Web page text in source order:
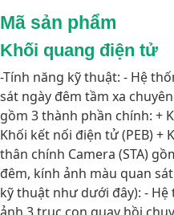
Mã sản phẩm
Khối quang điện tử
-Tính năng kỹ thuật: - Hệ
sát ngày đêm tầm xa
gồm 3 thành phần chính: +
Khối kết nối điện tử (PEB) +
thân chính Camera (STA)
đêm, kính ảnh màu quan
kỹ thuật như dưới đây): -